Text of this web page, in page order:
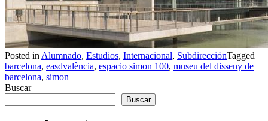
Posted in Alumnado, Estudios, Internacional, SubdirecciónTagged
barcelona, easdvalència, espacio simon 100, museu del disseny de
barcelona, simon
Buscar
Buscar